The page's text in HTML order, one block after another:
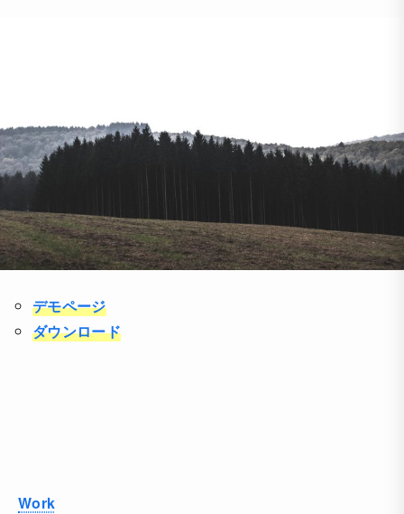
デモページ
ダウンロード
Work